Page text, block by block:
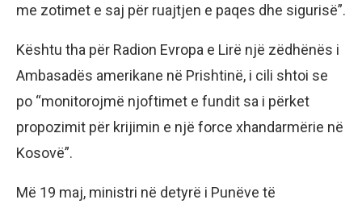
me zotimet e saj për ruajtjen e paqes dhe sigurisë”.
Kështu tha për Radion Evropa e Lirë një zëdhënës i
Ambasadës amerikane në Prishtinë, i cili shtoi se
po “monitorojmë njoftimet e fundit sa i përket
propozimit për krijimin e një force xhandarmërie në
Kosovë”.
Më 19 maj, ministri në detyrë i Punëve të